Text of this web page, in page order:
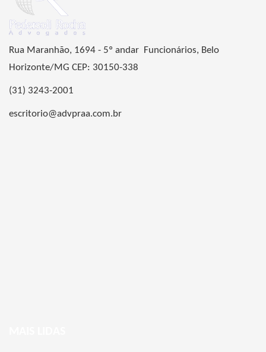
Rua Maranhão, 1694 - 5º andar Funcionários, Belo
Horizonte/MG CEP: 30150-338
(31) 3243-2001
escritorio@advpraa.com.br